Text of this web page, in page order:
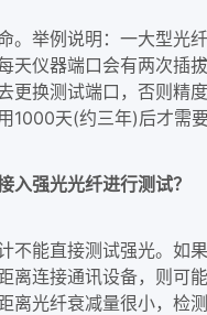
。举例说明：一大型光
天仪器端口会有两次插
更换测试端口，否则精
1000天(约三年)后才需
入强光光纤进行测试？
不能直接测试强光。如
离连接通讯设备，则可
离光纤衰减量很小，检